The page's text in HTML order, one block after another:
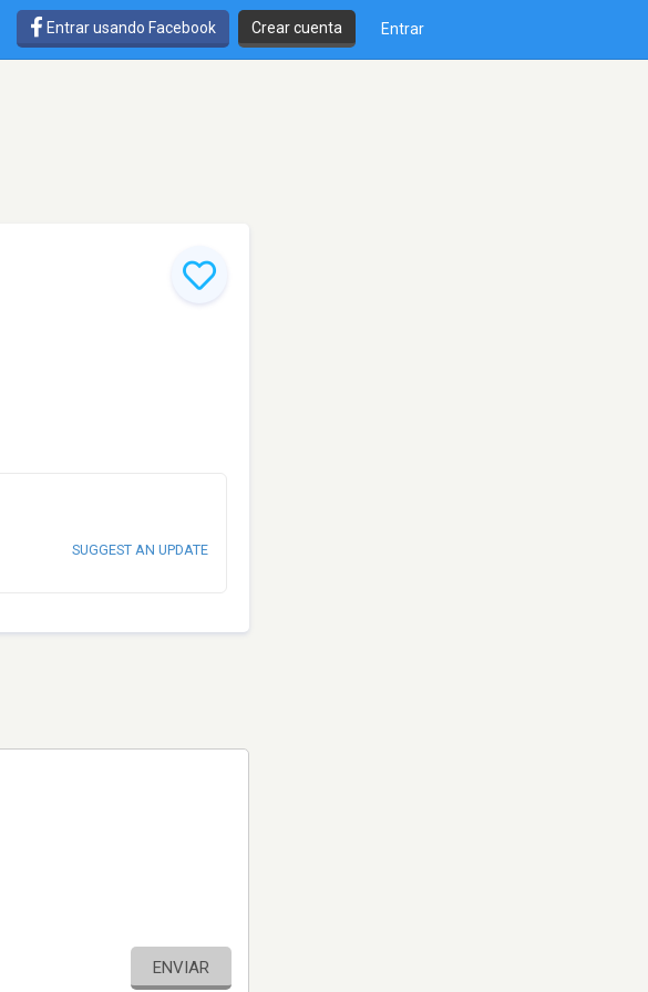
Entrar usando Facebook Crear cuenta Entrar
SUGGEST AN UPDATE
ENVIAR